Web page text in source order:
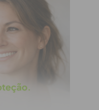
industrial,
da
concluída ao longo
num player de